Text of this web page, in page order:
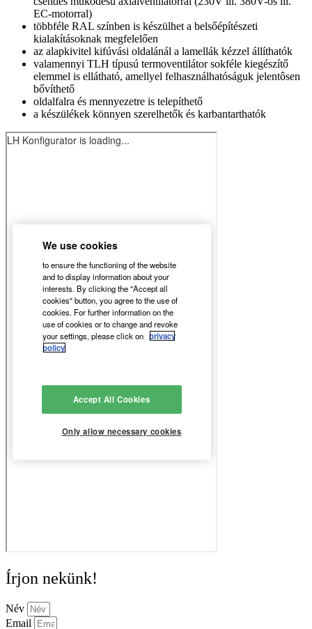
EC-motorral)
többféle RAL színben is készülhet a belsőépítészeti
kialakításoknak megfelelően
az alapkivitel kifúvási oldalánál a lamellák kézzel állíthatók
valamennyi TLH típusú termoventilátor sokféle kiegészítő
elemmel is ellátható, amellyel felhasználhatóságuk jelentôsen
bővíthető
oldalfalra és mennyezetre is telepíthető
a készülékek könnyen szerelhetők és karbantarthatók
Írjon nekünk!
Név
Email